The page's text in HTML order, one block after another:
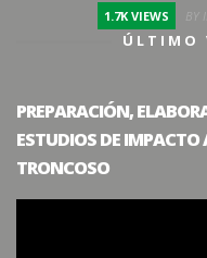
1.7K VIEWS BY
ÚLTIMO
PREPARACIÓN,
ESTUDIOS DE IMPACTO
TRONCOSO